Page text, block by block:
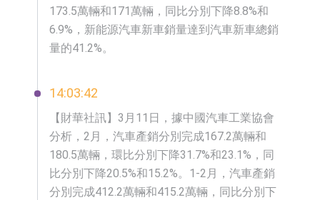
173.5萬輛和171萬輛，同比分別下降8.8%和
6.9%，新能源汽車新車銷量達到汽車新車總銷
量的41.2%。
14:03:42
【財華社訊】3月11日，據中國汽車工業協會
分析，2月，汽車產銷分別完成167.2萬輛和
180.5萬輛，環比分別下降31.7%和23.1%，同
比分別下降20.5%和15.2%。1-2月，汽車產銷
分別完成412.2萬輛和415.2萬輛，同比分別下